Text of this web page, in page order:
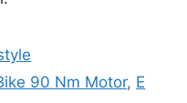
90 Nm Motor, E